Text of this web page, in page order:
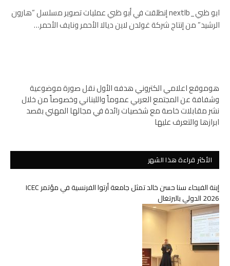
ابو ظبي_nextlb إنطلقت في أبو ظبي عمليات تصوير مسلسل “هارون
الرشيد” من إنتاج شركة غولدن لاين ديالا الأحمر ونايف الأحمر…
هوموقع اعلامي الكتروني هدفه الأول نقل صورة موضوعية
وشفافة عن المجتمع العربي عموماً واللبناني وخصوصاً من خلال
نشر مقابلات خاصة مع شخصيات رائدة في مجالها المهني بقصد
ابرازها والتعرف عليها
الأكثر قراءة هذا الشهر
إبنة الفيحاء سنا حسن خالد تمثل جامعة أرتوا الفرنسية في مؤتمر ICEC
2026 الدولي بالبرتغال